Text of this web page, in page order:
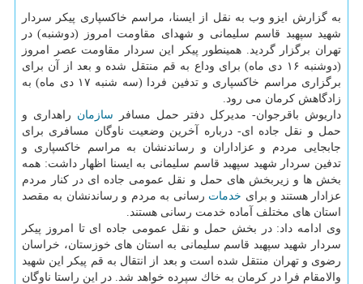
به گزارش ایزو وب به نقل از ایسنا، مراسم خاكسپاری پیكر سردار
شهید سپهبد قاسم سلیمانی و شهدای مقاومت امروز (دوشنبه) در
تهران برگزار گردید. همینطور پیكر این سردار مقاومت عصر امروز
(دوشنبه ۱۶ دی ماه) برای وداع به قم منتقل شده و بعد از آن برای
برگزاری مراسم خاكسپاری و تدفین فردا (سه شنبه ۱۷ دی ماه) به
زادگاهش كرمان می رود.
داریوش باقرجوان- مدیركل دفتر حمل مسافر سازمان راهداری و
حمل و نقل جاده ای- درباره آخرین وضعیت ناوگان مسافری برای
جابجایی مردم و عزاداران و رساندنشان به مراسم خاكسپاری و
تدفین سردار شهید سپهبد قاسم سلیمانی به ایسنا اظهار داشت: همه
بخش ها و زیربخش های حمل و نقل عمومی جاده ای در كنار مردم
عزادار هستند و برای خدمات رسانی به مردم و رساندنشان به مقصد
استان های مختلف آماده خدمت رسانی هستند.
وی ادامه داد: در بخش حمل و نقل عمومی جاده ای تا امروز پیكر
سردار شهید سپهبد قاسم سلیمانی به استان های خوزستان، خراسان
رضوی و تهران منتقل شده است و بعد از انتقال به قم پیكر این شهید
والامقام فرا در كرمان به خاك سپرده خواهد شد. در این راستا ناوگان